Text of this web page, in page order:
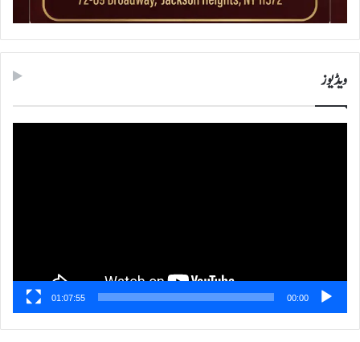
ویڈیوز
00:00
01:07:55